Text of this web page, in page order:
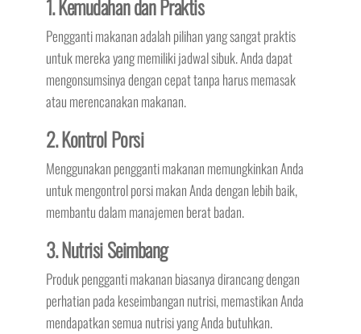
1. Kemudahan dan Praktis
Pengganti makanan adalah pilihan yang sangat praktis
untuk mereka yang memiliki jadwal sibuk. Anda dapat
mengonsumsinya dengan cepat tanpa harus memasak
atau merencanakan makanan.
2. Kontrol Porsi
Menggunakan pengganti makanan memungkinkan Anda
untuk mengontrol porsi makan Anda dengan lebih baik,
membantu dalam manajemen berat badan.
3. Nutrisi Seimbang
Produk pengganti makanan biasanya dirancang dengan
perhatian pada keseimbangan nutrisi, memastikan Anda
mendapatkan semua nutrisi yang Anda butuhkan.